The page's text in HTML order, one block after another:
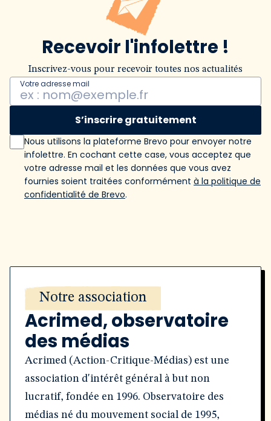
Recevoir l'infolettre !
Inscrivez-vous pour recevoir toutes nos actualités
Votre adresse mail
S’inscrire gratuitement
Nous utilisons la plateforme Brevo pour envoyer notre
infolettre. En cochant cette case, vous acceptez que
votre adresse mail et les données que vous avez
fournies soient traitées conformément à la politique de
confidentialité de Brevo.
Notre association
Acrimed, observatoire
des médias
Acrimed (Action-Critique-Médias) est une
association d'intérêt général à but non
lucratif, fondée en 1996. Observatoire des
médias né du mouvement social de 1995,